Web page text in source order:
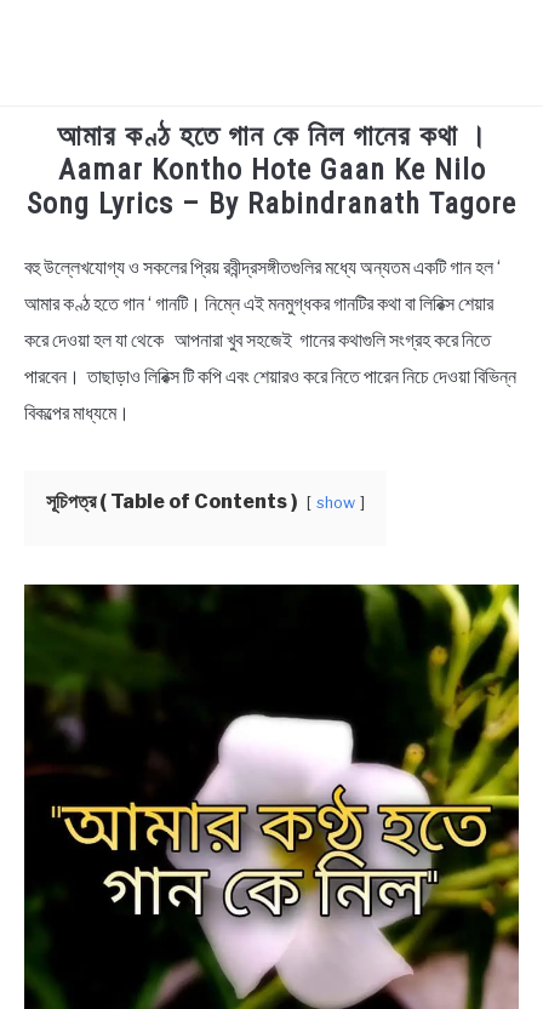
TECHNOLOGY
HEALTH & LIFESTYLE
BIOGRAPHY
EDUCATIONAL
BENGALI WISHES
BENGALI LYRICS
BENGALI NAMES
আমার কণ্ঠ হতে গান কে নিল গানের কথা ।
Aamar Kontho Hote Gaan Ke Nilo
Song Lyrics – By Rabindranath Tagore
in
Bengali
বহু উল্লেখযােগ্য ও সকলের প্রিয় রবীন্দ্রসঙ্গীতগুলির মধ্যে অন্যতম একটি গান হল ‘
আমার কণ্ঠ হতে গান ‘ গানটি। নিম্নে এই মনমুগ্ধকর গানটির কথা বা লিরিক্স শেয়ার
করে দেওয়া হল যা থেকে আপনারা খুব সহজেই গানের কথাগুলি সংগ্রহ করে নিতে
পারবেন। তাছাড়াও লিরিক্স টি কপি এবং শেয়ারও করে নিতে পারেন নিচে দেওয়া বিভিন্ন
বিকল্পের মাধ্যমে।
সূচিপত্র ( Table of Contents ) show